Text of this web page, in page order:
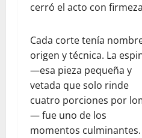
cerró el acto con
Cada corte tenía
origen y técnica. La
—esa pieza pequeña y
vetada que solo rinde
cuatro porciones por
— fue uno de los
momentos culminantes.